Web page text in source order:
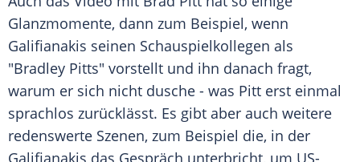
Glanzmomente, dann zum Beispiel, wenn
Galifianakis seinen Schauspielkollegen als
"Bradley Pitts" vorstellt und ihn danach fragt,
warum er sich nicht dusche - was Pitt erst einmal
sprachlos zurücklässt. Es gibt aber auch weitere
redenswerte Szenen, zum Beispiel die, in der